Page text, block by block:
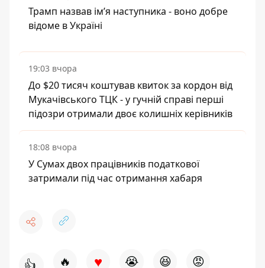
Трамп назвав імʼя наступника - воно добре
відоме в Україні
19:03 вчора
До $20 тисяч коштував квиток за кордон від
Мукачівського ТЦК - у гучній справі перші
підозри отримали двоє колишніх керівників
18:08 вчора
У Сумах двох працівників податкової
затримали під час отримання хабаря
👍 🔥 ♥ 😭 😆 😡